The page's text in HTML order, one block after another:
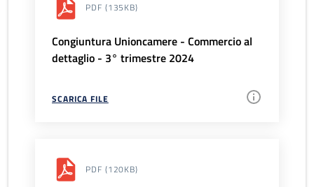
PDF (135KB)
Congiuntura Unioncamere - Commercio al
dettaglio - 3° trimestre 2024
SCARICA FILE
PDF (120KB)